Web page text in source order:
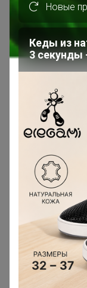
Сибирячка
В теме "СП-
ОДЕЯЛА,
27 января, 2021
Маркиза
Новые
Кеды из
3 секунды